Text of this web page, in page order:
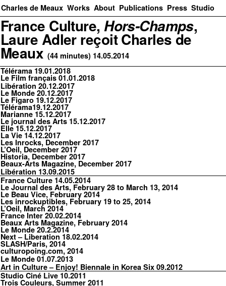
Charles de Meaux Works About Publications Press Studio
France Culture,Hors-Champs,
Laure Adler reçoit Charles de
Meaux (44 minutes) 14.05.2014
Télérama 19.01.2018
Le Film français 01.01.2018
Libération 20.12.2017
Le Monde 20.12.2017
Le Figaro 19.12.2017
Télérama19.12.2017
Marianne 15.12.2017
Le journal des Arts 15.12.2017
Elle 15.12.2017
La Vie 14.12.2017
Les Inrocks, December 2017
L’Oeil, December 2017
Historia, December 2017
Beaux-Arts Magazine, December 2017
Libération 13.09.2015
France Culture 14.05.2014
Le Journal des Arts, February 28 to March 13, 2014
Le Beau Vice, February 2014
Les inrockuptibles, February 19 to 25, 2014
L’Oeil, March 2014
France Inter 20.02.2014
Beaux Arts Magazine, February 2014
Le Monde 20.2.2014
Next – Liberation 18.02.2014
SLASH/Paris, 2014
culturopoing.com, 2014
Le Monde 01.07.2013
Art in Culture – Enjoy! Biennale in Korea Six 09.2012
Studio Ciné Live 10.2011
Trois Couleurs, Summer 2011